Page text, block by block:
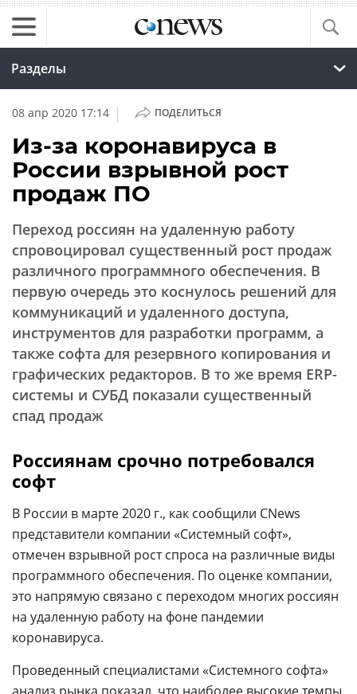
Разделы
08 апр 2020 17:14 | ПОДЕЛИТЬСЯ
Из-за коронавируса в
России взрывной рост
продаж ПО
Переход россиян на удаленную работу
спровоцировал существенный рост продаж
различного программного обеспечения. В
первую очередь это коснулось решений для
коммуникаций и удаленного доступа,
инструментов для разработки программ, а
также софта для резервного копирования и
графических редакторов. В то же время ERP-
системы и СУБД показали существенный
спад продаж
Россиянам срочно потребовался
софт
В России в марте 2020 г., как сообщили CNews
представители компании «Системный софт»,
отмечен взрывной рост спроса на различные виды
программного обеспечения. По оценке компании,
это напрямую связано с переходом многих россиян
на удаленную работу на фоне пандемии
коронавируса.
Проведенный специалистами «Системного софта»